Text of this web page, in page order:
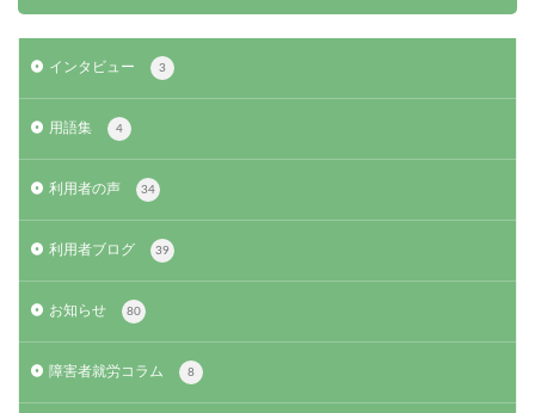
インタビュー 3
用語集 4
利用者の声 34
利用者ブログ 39
お知らせ 80
障害者就労コラム 8